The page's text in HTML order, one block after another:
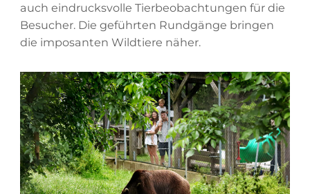
auch ein­drucks­vol­le Tier­be­ob­ach­tun­gen für die
Be­su­cher. Die ge­führ­ten Rund­gän­ge brin­gen
die im­po­san­ten Wild­tie­re näher.